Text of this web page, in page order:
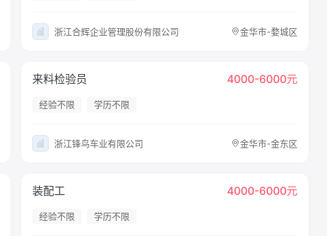
浙江合辉企业管理股份有限公司 金华市-婺城区
来料检验员 4000-6000元
经验不限 学历不限
浙江锋鸟车业有限公司 金华市-金东区
装配工 4000-6000元
经验不限 学历不限